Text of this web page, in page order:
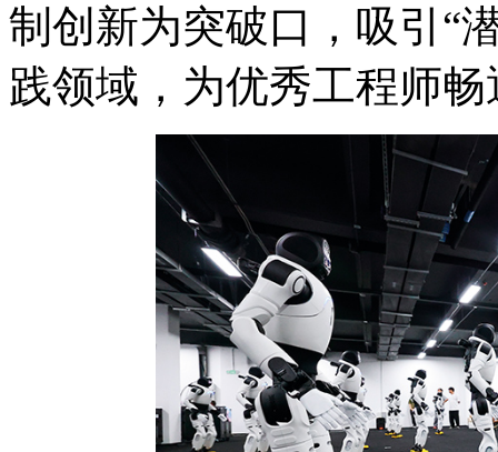
制创新为突破口，吸引“
践领域，为优秀工程师